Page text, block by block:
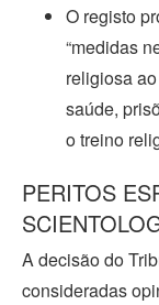
O registo
“medidas
religiosa
saúde,
o treino
PERITOS
A decisão do
consideradas